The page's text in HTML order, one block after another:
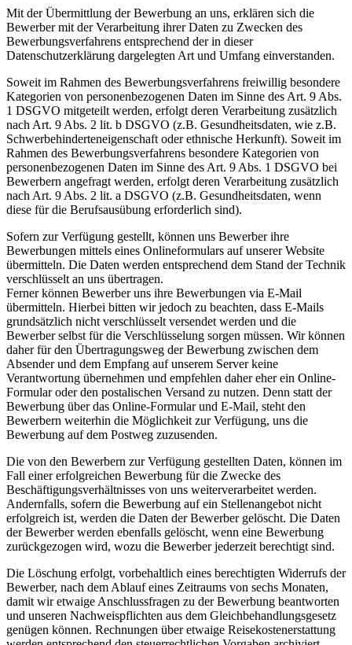
Mit der Übermittlung der Bewerbung an uns, erklären sich die
Bewerber mit der Verarbeitung ihrer Daten zu Zwecken des
Bewerbungsverfahrens entsprechend der in dieser
Datenschutzerklärung dargelegten Art und Umfang einverstanden.
Soweit im Rahmen des Bewerbungsverfahrens freiwillig besondere
Kategorien von personenbezogenen Daten im Sinne des Art. 9 Abs.
1 DSGVO mitgeteilt werden, erfolgt deren Verarbeitung zusätzlich
nach Art. 9 Abs. 2 lit. b DSGVO (z.B. Gesundheitsdaten, wie z.B.
Schwerbehinderteneigenschaft oder ethnische Herkunft). Soweit im
Rahmen des Bewerbungsverfahrens besondere Kategorien von
personenbezogenen Daten im Sinne des Art. 9 Abs. 1 DSGVO bei
Bewerbern angefragt werden, erfolgt deren Verarbeitung zusätzlich
nach Art. 9 Abs. 2 lit. a DSGVO (z.B. Gesundheitsdaten, wenn
diese für die Berufsausübung erforderlich sind).
Sofern zur Verfügung gestellt, können uns Bewerber ihre
Bewerbungen mittels eines Onlineformulars auf unserer Website
übermitteln. Die Daten werden entsprechend dem Stand der Technik
verschlüsselt an uns übertragen.
Ferner können Bewerber uns ihre Bewerbungen via E-Mail
übermitteln. Hierbei bitten wir jedoch zu beachten, dass E-Mails
grundsätzlich nicht verschlüsselt versendet werden und die
Bewerber selbst für die Verschlüsselung sorgen müssen. Wir können
daher für den Übertragungsweg der Bewerbung zwischen dem
Absender und dem Empfang auf unserem Server keine
Verantwortung übernehmen und empfehlen daher eher ein Online-
Formular oder den postalischen Versand zu nutzen. Denn statt der
Bewerbung über das Online-Formular und E-Mail, steht den
Bewerbern weiterhin die Möglichkeit zur Verfügung, uns die
Bewerbung auf dem Postweg zuzusenden.
Die von den Bewerbern zur Verfügung gestellten Daten, können im
Fall einer erfolgreichen Bewerbung für die Zwecke des
Beschäftigungsverhältnisses von uns weiterverarbeitet werden.
Andernfalls, sofern die Bewerbung auf ein Stellenangebot nicht
erfolgreich ist, werden die Daten der Bewerber gelöscht. Die Daten
der Bewerber werden ebenfalls gelöscht, wenn eine Bewerbung
zurückgezogen wird, wozu die Bewerber jederzeit berechtigt sind.
Die Löschung erfolgt, vorbehaltlich eines berechtigten Widerrufs der
Bewerber, nach dem Ablauf eines Zeitraums von sechs Monaten,
damit wir etwaige Anschlussfragen zu der Bewerbung beantworten
und unseren Nachweispflichten aus dem Gleichbehandlungsgesetz
genügen können. Rechnungen über etwaige Reisekostenerstattung